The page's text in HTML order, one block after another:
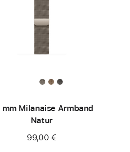
Milanaise Armband
Natur
99,00 €